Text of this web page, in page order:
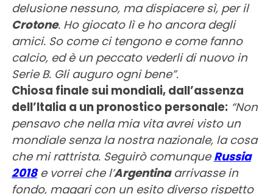
delusione nessuno, ma dispiacere sì, per il
Crotone. Ho giocato lì e ho ancora degli
amici. So come ci tengono e come fanno
calcio, ed è un peccato vederli di nuovo in
Serie B. Gli auguro ogni bene”.
Chiosa finale sui mondiali, dall’assenza
dell’Italia a un pronostico personale: “Non
pensavo che nella mia vita avrei visto un
mondiale senza la nostra nazionale, la cosa
che mi rattrista. Seguirò comunque Russia
2018e vorrei che l’Argentinaarrivasse in
fondo, magari con un esito diverso rispetto